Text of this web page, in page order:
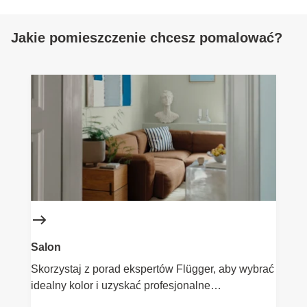
Jakie pomieszczenie chcesz pomalować?
Salon
Skorzystaj z porad ekspertów Flügger, aby wybrać
idealny kolor i uzyskać profesjonalne